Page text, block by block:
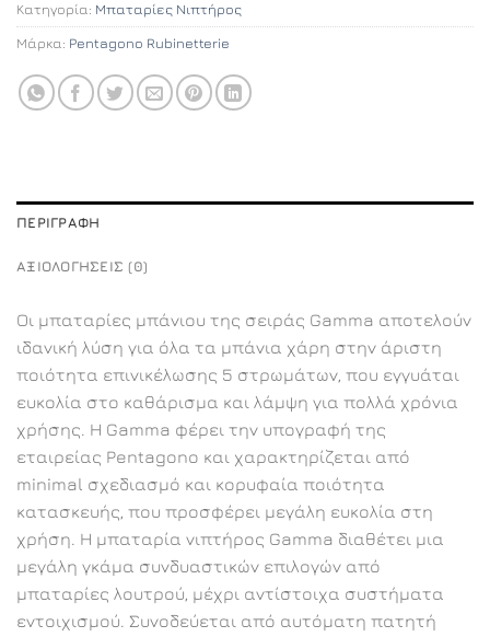
Κατηγορία: Μπαταρίες Νιπτήρος
Μάρκα: Pentagono Rubinetterie
ΠΕΡΙΓΡΑΦΉ
ΑΞΙΟΛΟΓΉΣΕΙΣ (0)
Οι μπαταρίες μπάνιου της σειράς Gamma αποτελούν
ιδανική λύση για όλα τα μπάνια χάρη στην άριστη
ποιότητα επινικέλωσης 5 στρωμάτων, που εγγυάται
ευκολία στο καθάρισμα και λάμψη για πολλά χρόνια
χρήσης. Η Gamma φέρει την υπογραφή της
εταιρείας Pentagono και χαρακτηρίζεται από
minimal σχεδιασμό και κορυφαία ποιότητα
κατασκευής, που προσφέρει μεγάλη ευκολία στη
χρήση. Η μπαταρία νιπτήρος Gamma διαθέτει μια
μεγάλη γκάμα συνδυαστικών επιλογών από
μπαταρίες λουτρού, μέχρι αντίστοιχα συστήματα
εντοιχισμού. Συνοδεύεται από αυτόματη πατητή